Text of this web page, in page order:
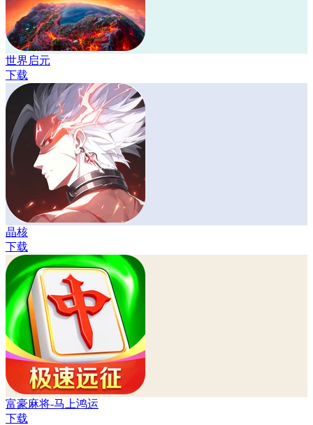
世界启元
下载
晶核
下载
富豪麻将-马上鸿运
下载